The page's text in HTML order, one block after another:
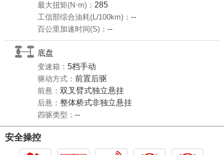
最大扭矩(N·m)： 285
工信部综合油耗(L/100km)： --
百公里加速时间(S)： --
底盘
变速箱： 5档手动
驱动方式： 前置后驱
前悬： 双叉臂式独立悬挂
后悬： 整体桥式非独立悬挂
四驱类型： --
安全操控